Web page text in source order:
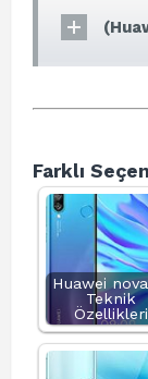
Farklı
Huawei
Teknik
Özellikleri